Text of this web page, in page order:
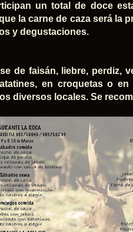
un total de doce
la carne de caza será la
y degustaciones.
de faisán, liebre, perdiz,
en croquetas o
diversos locales. Se